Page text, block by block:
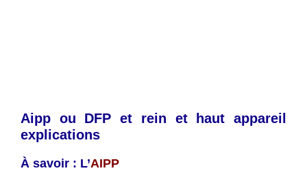
Aipp ou DFP et rein et haut appareil
explications
À savoir : L’AIPP